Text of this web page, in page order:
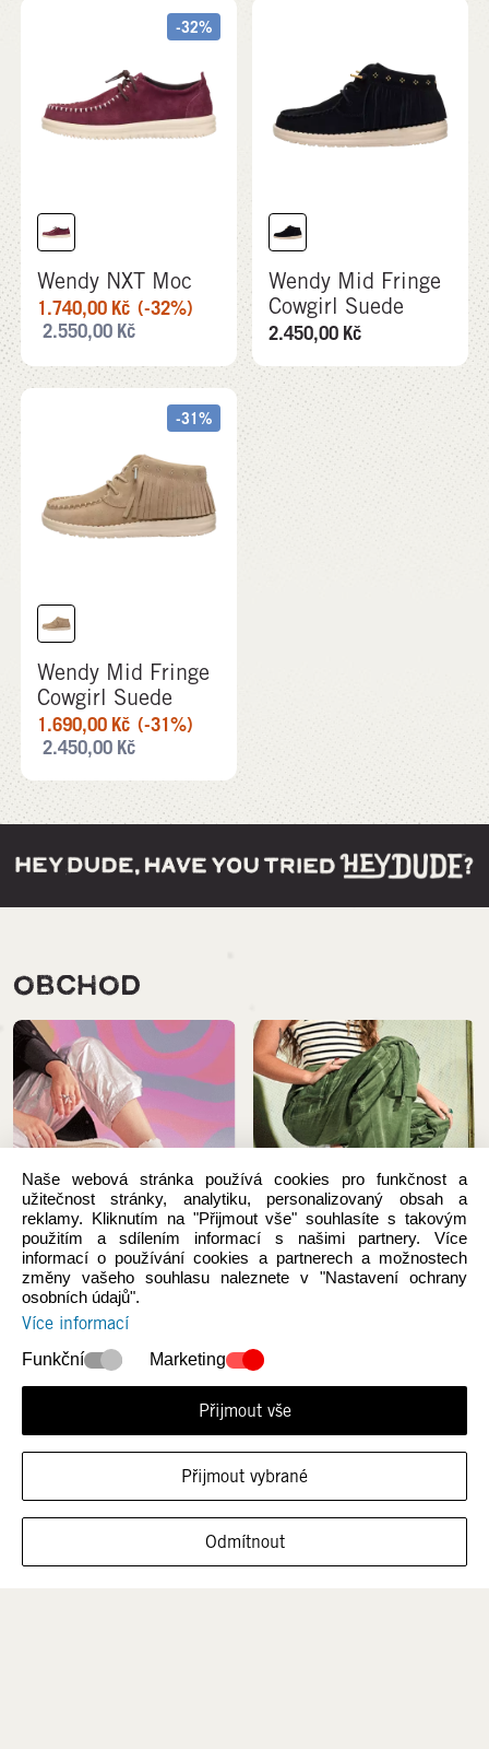
-32%
Wendy NXT Moc
1.740,00 Kč (-32%)
2.550,00 Kč
Wendy Mid Fringe
Cowgirl Suede
2.450,00 Kč
-31%
Wendy Mid Fringe
Cowgirl Suede
1.690,00 Kč (-31%)
2.450,00 Kč
OBCHOD
Novinky Ženy
Muži Děti
Naše webová stránka používá cookies pro funkčnost a
užitečnost stránky, analytiku, personalizovaný obsah a
reklamy. Kliknutím na "Přijmout vše" souhlasíte s takovým
použitím a sdílením informací s našimi partnery. Více
informací o používání cookies a partnerech a možnostech
změny vašeho souhlasu naleznete v "Nastavení ochrany
osobních údajů".
Více informací
Funkční Marketing
Přijmout vše
Přijmout vybrané
Odmítnout